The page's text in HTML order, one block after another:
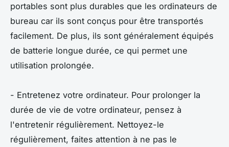
portables sont plus durables que les ordinateurs de
bureau car ils sont conçus pour être transportés
facilement. De plus, ils sont généralement équipés
de batterie longue durée, ce qui permet une
utilisation prolongée.
- Entretenez votre ordinateur. Pour prolonger la
durée de vie de votre ordinateur, pensez à
l'entretenir régulièrement. Nettoyez-le
régulièrement, faites attention à ne pas le